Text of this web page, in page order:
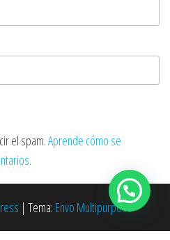
el spam.Aprende cómo se
| Tema: Envo Multipurpose